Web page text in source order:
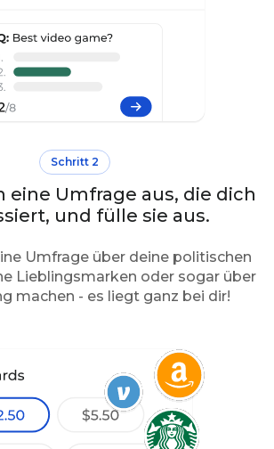
Schritt 2
eine Umfrage aus, die dich
und fülle sie aus.
Umfrage über deine politischen
Lieblingsmarken oder sogar über
machen - es liegt ganz bei dir!